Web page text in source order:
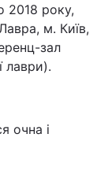
2018 року,
м. Київ,
зал
лаври).
очна і